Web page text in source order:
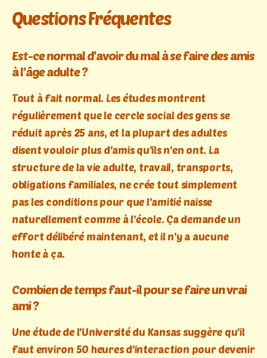
Questions Fréquentes
Est-ce normal d’avoir du mal à se faire des amis
à l’âge adulte ?
Tout à fait normal. Les études montrent
régulièrement que le cercle social des gens se
réduit après 25 ans, et la plupart des adultes
disent vouloir plus d’amis qu’ils n’en ont. La
structure de la vie adulte, travail, transports,
obligations familiales, ne crée tout simplement
pas les conditions pour que l’amitié naisse
naturellement comme à l’école. Ça demande un
effort délibéré maintenant, et il n’y a aucune
honte à ça.
Combien de temps faut-il pour se faire un vrai
ami ?
Une étude de l’Université du Kansas suggère qu’il
faut environ 50 heures d’interaction pour devenir